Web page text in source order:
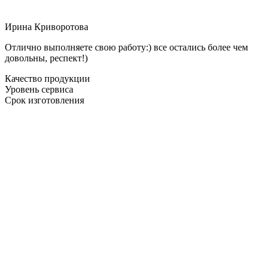
Ирина Криворотова
Отлично выполняете свою работу:) все остались более чем
довольны, респект!)
Качество продукции
Уровень сервиса
Срок изготовления